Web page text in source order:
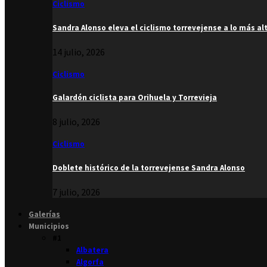
Ciclismo
Sandra Alonso eleva el ciclismo torrevejense a lo más
14 julio, 2026
Ciclismo
Galardón ciclista para Orihuela y Torrevieja
8 julio, 2026
Ciclismo
Doblete histórico de la torrevejense Sandra Alonso
7 julio, 2026
Galerías
Municipios
Albatera
Algorfa